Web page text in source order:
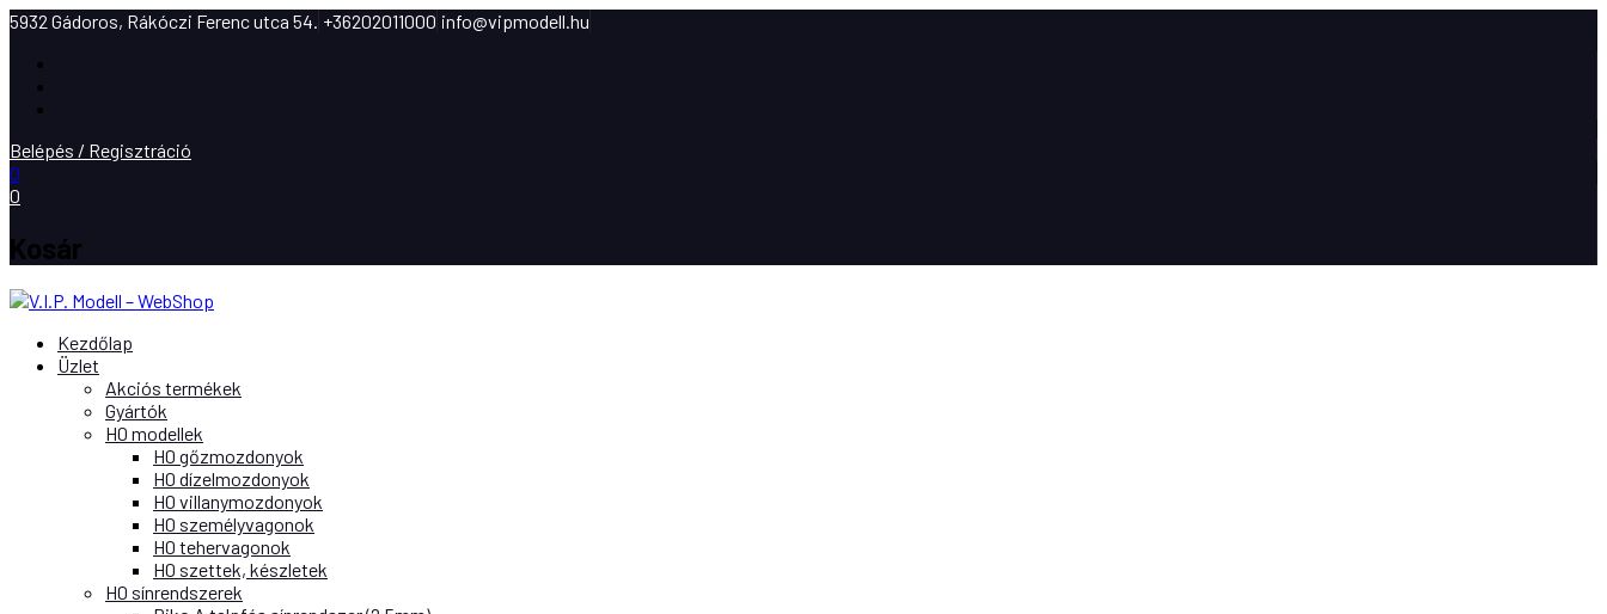
5932 Gádoros, Rákóczi Ferenc utca 54. +36202011000 info@vipmodell.hu
Belépés / Regisztráció
0
0
Kosár
Kezdőlap
Üzlet
Akciós termékek
Gyártók
H0 modellek
H0 gőzmozdonyok
H0 dízelmozdonyok
H0 villanymozdonyok
H0 személyvagonok
H0 tehervagonok
H0 szettek, készletek
H0 sínrendszerek